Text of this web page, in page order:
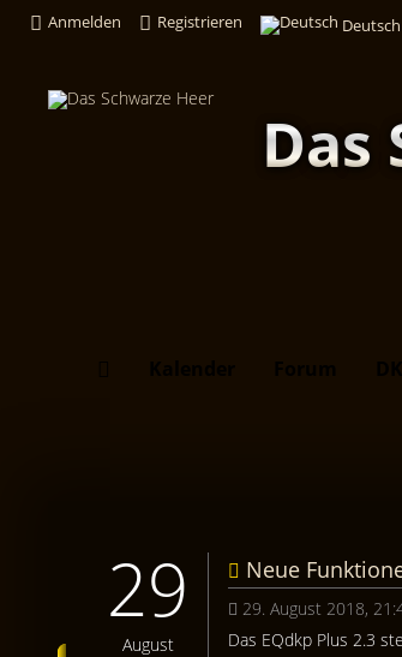
Anmelden Registrieren Deutsch
Das
29
August
Neue
29. August 2018,
Das EQdkp Plus 2.3